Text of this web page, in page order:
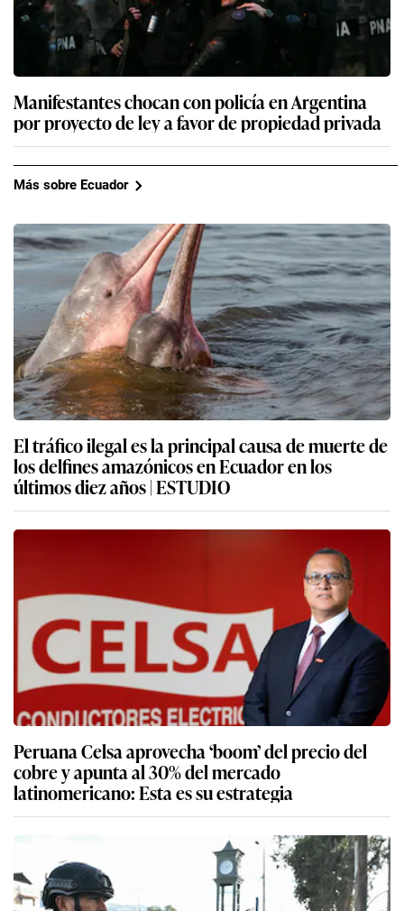
Manifestantes chocan con policía en Argentina
por proyecto de ley a favor de propiedad privada
Más sobre Ecuador
El tráfico ilegal es la principal causa de muerte de
los delfines amazónicos en Ecuador en los
últimos diez años | ESTUDIO
Peruana Celsa aprovecha ‘boom’ del precio del
cobre y apunta al 30% del mercado
latinomericano: Esta es su estrategia